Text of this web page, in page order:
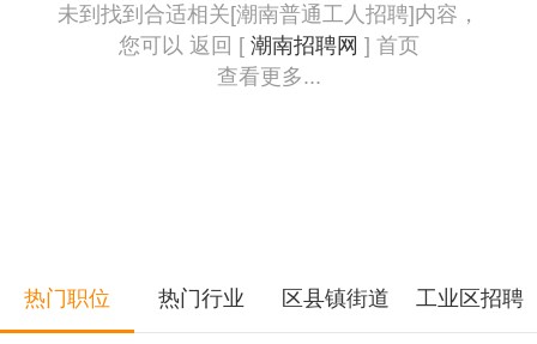
未到找到合适相关[潮南普通工人招聘]内容，
您可以 返回 [ 潮南招聘网 ] 首页
查看更多...
热门职位 热门行业 区县镇街道 工业区招聘